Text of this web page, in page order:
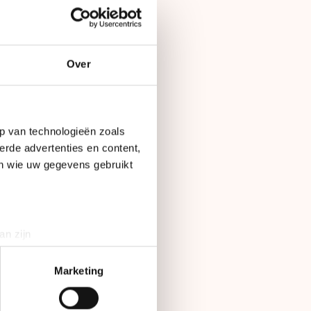
Over
van technologieën zoals
advertenties en content,
wie uw gegevens gebruikt
zijn
detailgedeeltein. U kunt uw
Marketing
Of misschien
Van Deutekom,
in Vancouver